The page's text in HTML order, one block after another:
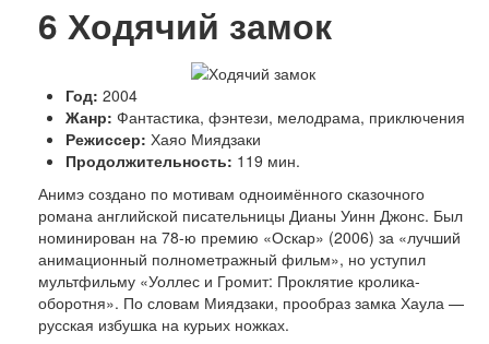
6 Ходячий замок
Год: 2004
Жанр: Фантастика, фэнтези, мелодрама, приключения
Режиссер: Хаяо Миядзаки
Продолжительность: 119 мин.
Анимэ создано по мотивам одноимённого сказочного
романа английской писательницы Дианы Уинн Джонс. Был
номинирован на 78-ю премию «Оскар» (2006) за «лучший
анимационный полнометражный фильм», но уступил
мультфильму «Уоллес и Громит: Проклятие кролика-
оборотня». По словам Миядзаки, прообраз замка Хаула —
русская избушка на курьих ножках.